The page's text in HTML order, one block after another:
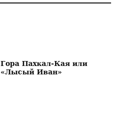
Гора Пахкал-Кая или
«Лысый Иван»